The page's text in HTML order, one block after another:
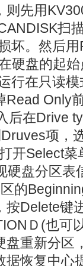
先用
扫
坏。然后
硬盘的起
行在只读
Only
后在Drive
项，
开Select菜
硬盘分区表
的
Delete键
Ｄ(也可
盘重新分区
据恢复中心